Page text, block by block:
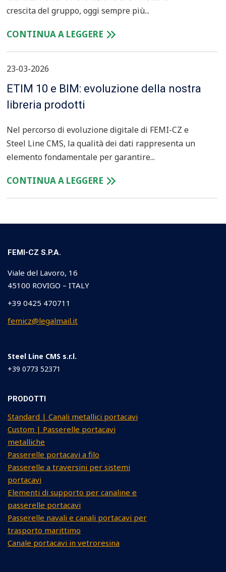
crescita del gruppo, oggi sempre più...
CONTINUA A LEGGERE
23-03-2026
ETIM 10 e BIM: evoluzione della nostra
libreria prodotti
Nel percorso di evoluzione digitale di FEMI-CZ e
Steel Line CMS, la qualità dei dati rappresenta un
elemento fondamentale per garantire...
CONTINUA A LEGGERE
FEMI-CZ S.P.A.
Viale del Lavoro, 16
45100 ROVIGO – ITALY
+39 0425 470711
femicz@legalmail.it
Steel Line CMS s.r.l.
+39 0773 52371
PRODOTTI
Standard | Canali metallici portacavi
Custom | Passerelle portacavi
metalliche
Passerelle portacavi a filo
Passerelle a traversini per sistemi
portacavi
Elementi di supporto per canaline e
passerelle portacavi
Passerelle navali e canali portacavi per
trasporto marittimo
Canale portacavi in vetroresina